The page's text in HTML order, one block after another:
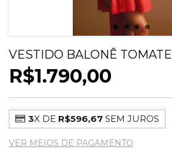
VESTIDO BALONÊ TOMATE
R$1.790,00
3X DE R$596,67SEM JUROS
VER MEIOS DE PAGAMENTO